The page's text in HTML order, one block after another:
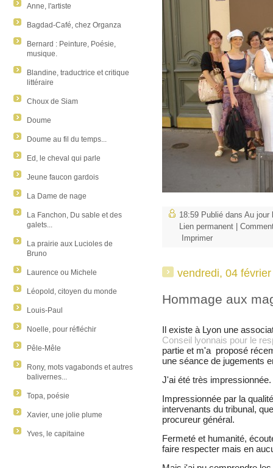
Anne, l'artiste
Bagdad-Café, chez Organza
Bernard : Peinture, Poésie,
musique.
Blandine, traductrice et critique
littéraire
Choux de Siam
Doume
Doume au fil du temps...
Ed, le cheval qui parle
Jeune faucon gardois
La Dame de nage
La Fanchon, Du sable et des
galets...
La prairie aux Lucioles de
Bruno
Laurence ou Michele
Léopold, citoyen du monde
Louis-Paul
Noelle, pour réfléchir
Pêle-Mêle
Rony, mots vagabonds et autres
balivernes...
Topa, poésie
Xavier, une jolie plume
Yves, le capitaine
18:59 Publié dans Au jour
Lien permanent
Imprimer
vendredi, 04
Hommage aux
Il existe à Lyon une
Conseil lyonnais pour le
partie et m'a proposé
une séance de jugements
J'ai été très impressionnée.
Impressionnée par la
intervenants du tribunal,
procureur général.
Fermeté et humanité,
faire respecter mais en